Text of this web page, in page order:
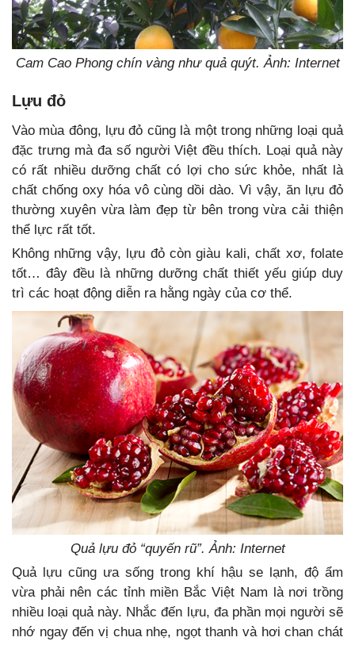
Cam Cao Phong chín vàng như quả quýt. Ảnh: Internet
Lựu đỏ
Vào mùa đông, lựu đỏ cũng là một trong những loại quả
đặc trưng mà đa số người Việt đều thích. Loại quả này
có rất nhiều dưỡng chất có lợi cho sức khỏe, nhất là
chất chống oxy hóa vô cùng dồi dào. Vì vậy, ăn lựu đỏ
thường xuyên vừa làm đẹp từ bên trong vừa cải thiện
thể lực rất tốt.
Không những vậy, lựu đỏ còn giàu kali, chất xơ, folate
tốt… đây đều là những dưỡng chất thiết yếu giúp duy
trì các hoạt động diễn ra hằng ngày của cơ thể.
Quả lựu đỏ “quyến rũ”. Ảnh: Internet
Quả lựu cũng ưa sống trong khí hậu se lạnh, độ ẩm
vừa phải nên các tỉnh miền Bắc Việt Nam là nơi trồng
nhiều loại quả này. Nhắc đến lựu, đa phần mọi người sẽ
nhớ ngay đến vị chua nhẹ, ngọt thanh và hơi chan chát